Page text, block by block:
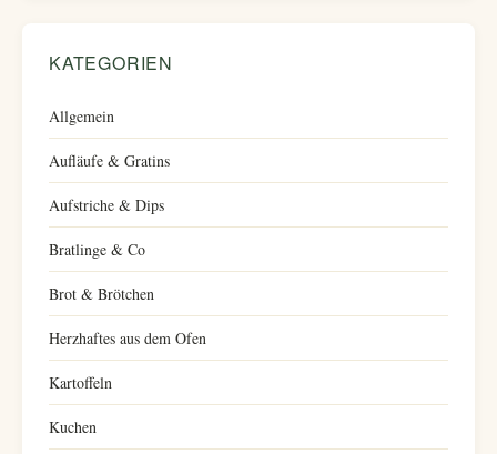
KATEGORIEN
Allgemein
Aufläufe & Gratins
Aufstriche & Dips
Bratlinge & Co
Brot & Brötchen
Herzhaftes aus dem Ofen
Kartoffeln
Kuchen